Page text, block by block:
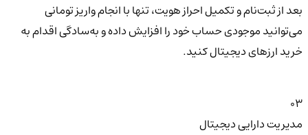
بعد از ثبت‌نام و تکمیل احراز هویت، تنها با انجام واریز تومانی
می‌توانید موجودی حساب خود را افزایش داده و به‌سادگی اقدام به
خرید ارزهای دیجیتال کنید.
03
مدیریت دارایی دیجیتال